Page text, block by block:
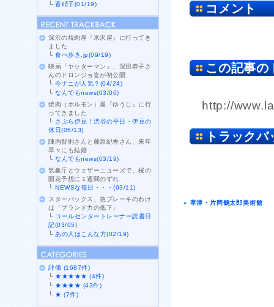
コメント
この記事の
http://
トラックバ
« 草津・片岡鶴太郎美術館
└蒼硝子(01/19)
深沢の焼肉屋『米沢屋』に行ってき
ました
└食べ歩き.jp(09/19)
映画『ヤッターマン』、深田恭子さ
んのドロンジョ姿が初公開
└今ナニが人気？(04/24)
└なんでもnews(03/06)
焼肉（ホルモン）屋『ゆうじ』に行
ってきました
└ さぷら伊豆！渋谷の平日・伊豆の
休日(05/13)
陣内智則さんと藤原紀香さん、来年
早々にも結婚
└なんでもnews(03/19)
気象庁とウェザーニューズで、桜の
開花予想に１週間のずれ
└NEWSな毎日・・・(03/11)
スターバックス、急ブレーキのわけ
は「ブランド力の低下」
└ コールセンタートレーナー読書日
記(03/05)
└ あの人はこんな方(02/19)
評価 (1687件)
└ ★★★★★ (4件)
└ ★★★★ (43件)
└ ★ (7件)